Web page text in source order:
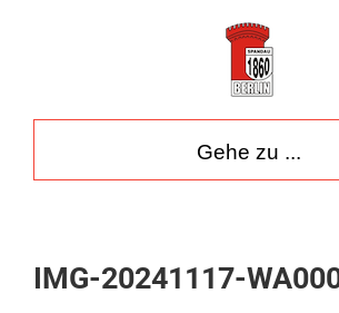
Gehe zu ...
IMG-20241117-